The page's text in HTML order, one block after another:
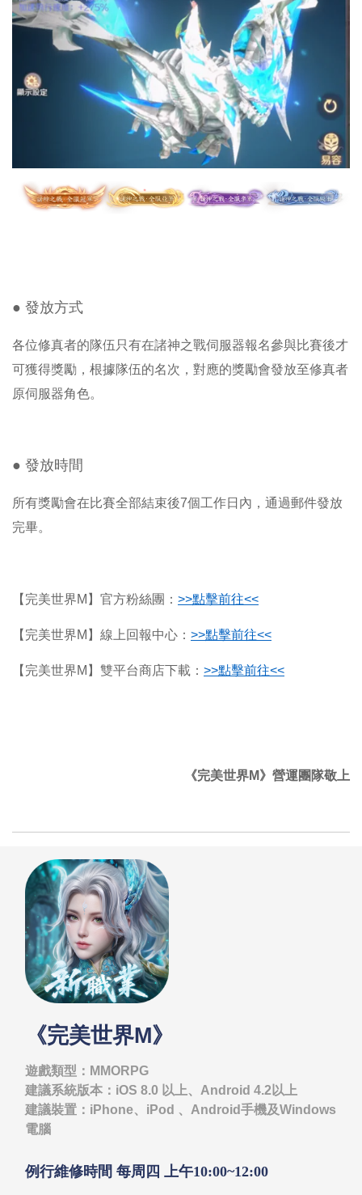
● 發放方式
各位修真者的隊伍只有在諸神之戰伺服器報名參與比賽後才
可獲得獎勵，根據隊伍的名次，對應的獎勵會發放至修真者
原伺服器角色。
● 發放時間
所有獎勵會在比賽全部結束後7個工作日內，通過郵件發放
完畢。
【完美世界M】官方粉絲團： >>點擊前往<<
【完美世界M】線上回報中心： >>點擊前往<<
【完美世界M】雙平台商店下載： >>點擊前往<<
《完美世界M》營運團隊敬上
《完美世界M》
遊戲類型：MMORPG
建議系統版本：iOS 8.0 以上、Android 4.2以上
建議裝置：iPhone、iPod 、Android手機及Windows
電腦
例行維修時間 每周四 上午10:00~12:00